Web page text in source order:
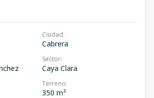
Ciudad:
Cabrera
Sector:
Caya Clara
Terreno:
350 m²